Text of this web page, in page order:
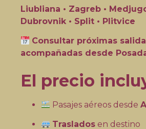
Liubliana • Zagreb •
Dubrovnik • Split • Plitvice
Consultar próximas
acompañadas desde
El precio
Pasajes aéreos desde
Traslados en destino